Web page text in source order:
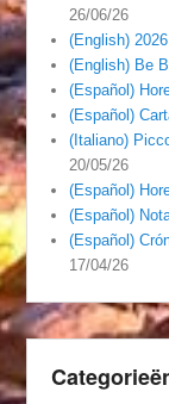
26/06/26
(English)
(English) Be
(Español)
(Español)
(Italiano)
20/05/26
(Español)
(Español)
(Español)
17/04/26